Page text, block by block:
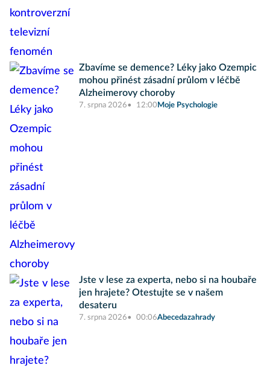
Zbavíme se demence? Léky jako Ozempic
mohou přinést zásadní průlom v léčbě
Alzheimerovy choroby
7. srpna 2026 12:00 Moje Psychologie
Jste v lese za experta, nebo si na houbaře
jen hrajete? Otestujte se v našem
desateru
7. srpna 2026 00:06Abecedazahrady